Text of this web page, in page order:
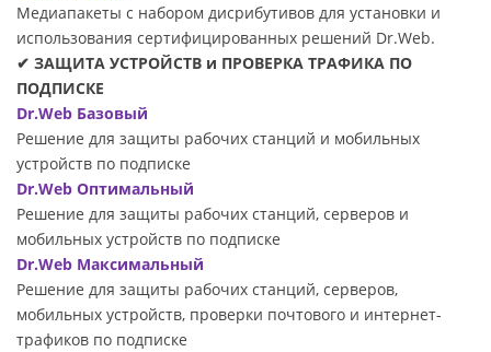
Медиапакеты с набором дисрибутивов для установки и
использования сертифицированных решений Dr.Web.
✔ ЗАЩИТА УСТРОЙСТВ и ПРОВЕРКА ТРАФИКА ПО
ПОДПИСКЕ
Dr.Web Базовый
Решение для защиты рабочих станций и мобильных
устройств по подписке
Dr.Web Оптимальный
Решение для защиты рабочих станций, серверов и
мобильных устройств по подписке
Dr.Web Максимальный
Решение для защиты рабочих станций, серверов,
мобильных устройств, проверки почтового и интернет-
трафиков по подписке